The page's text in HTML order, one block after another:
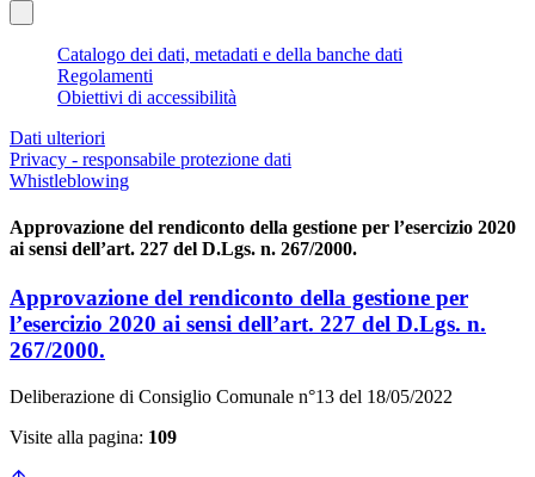
Catalogo dei dati, metadati e della banche dati
Regolamenti
Obiettivi di accessibilità
Dati ulteriori
Privacy - responsabile protezione dati
Whistleblowing
Approvazione del rendiconto della gestione per l’esercizio 2020
ai sensi dell’art. 227 del D.Lgs. n. 267/2000.
Approvazione del rendiconto della gestione per
l’esercizio 2020 ai sensi dell’art. 227 del D.Lgs. n.
267/2000.
Deliberazione di Consiglio Comunale n°13 del 18/05/2022
Visite alla pagina: 109